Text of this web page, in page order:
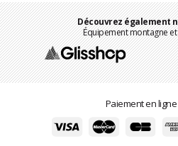
Découvrez également
Équipement montagne
Paiement en